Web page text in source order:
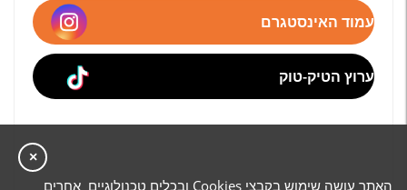
עמוד האינסטגרם
ערוץ הטיק-טוק
×
האתר עושה שימוש בקבצי Cookies ובכלים טכנולוגיים אחרים